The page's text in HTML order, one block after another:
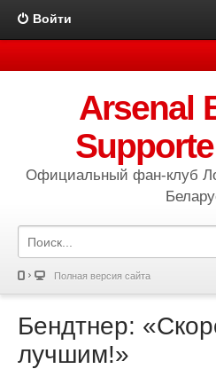
Войти
Arsenal
Официальный фан-клуб
Полная версия сайта
Бендтнер:
лучшим!»